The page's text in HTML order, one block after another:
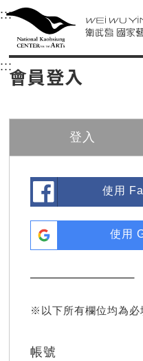
衛武營國家藝術
中央內容區塊，為本頁主要內容
:::選單連結區塊，此區
衛武營國家藝
::: 中央內容區塊，為本
會員登入
登入
使用
使用
※以下所有欄位均為必
帳號